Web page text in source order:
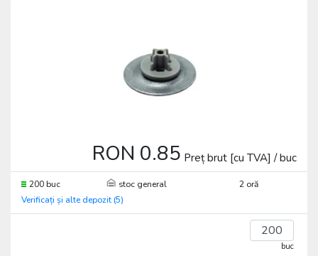
RON 0.85 Preț brut [cu TVA] / buc
200 buc stoc general
2 oră
Verificați și alte depozit (5)
buc